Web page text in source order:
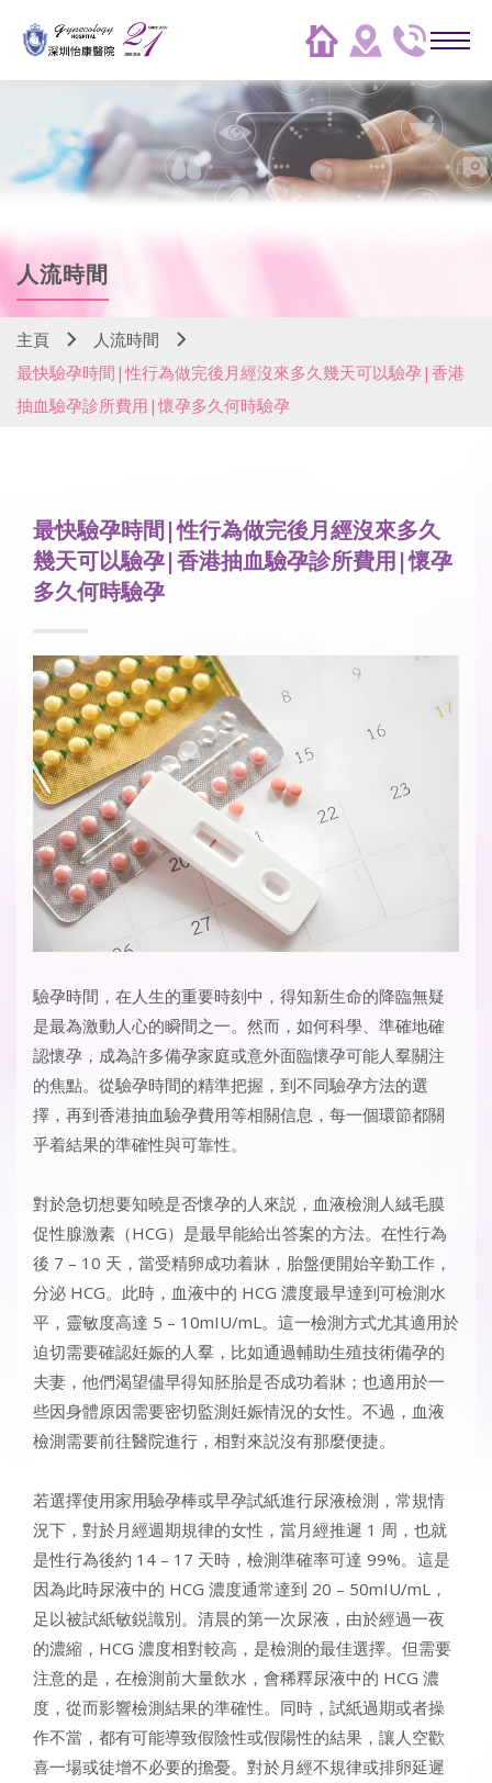
人流時間
主頁
人流時間
最快驗孕時間|性行為做完後月經沒來多久幾天可以驗孕|香港
抽血驗孕診所費用|懷孕多久何時驗孕
最快驗孕時間|性行為做完後月經沒來多久
幾天可以驗孕|香港抽血驗孕診所費用|懷孕
多久何時驗孕
驗孕時間 ，在人生的重要時刻中，得知新生命的降臨無疑
是最為激動人心的瞬間之一。然而，如何科學、準確地確
認懷孕，成為許多備孕家庭或意外面臨懷孕可能人羣關注
的焦點。從驗孕時間的精準把握，到不同驗孕方法的選
擇，再到香港抽血驗孕費用等相關信息，每一個環節都關
乎着結果的準確性與可靠性。​
對於急切想要知曉是否懷孕的人來説，血液檢測人絨毛膜
促性腺激素（HCG）是最早能給出答案的方法。在性行為
後 7 – 10 天，當受精卵成功着牀，胎盤便開始辛勤工作，
分泌 HCG。此時，血液中的 HCG 濃度最早達到可檢測水
平，靈敏度高達 5 – 10mIU/mL。這一檢測方式尤其適用於
迫切需要確認妊娠的人羣，比如通過輔助生殖技術備孕的
夫妻，他們渴望儘早得知胚胎是否成功着牀；也適用於一
些因身體原因需要密切監測妊娠情況的女性。不過，血液
檢測需要前往醫院進行，相對來説沒有那麼便捷。​
若選擇使用家用驗孕棒或早孕試紙進行尿液檢測，常規情
況下，對於月經週期規律的女性，當月經推遲 1 周，也就
是性行為後約 14 – 17 天時，檢測準確率可達 99%。這是
因為此時尿液中的 HCG 濃度通常達到 20 – 50mIU/mL，
足以被試紙敏鋭識別。清晨的第一次尿液，由於經過一夜
的濃縮，HCG 濃度相對較高，是檢測的最佳選擇。但需要
注意的是，在檢測前大量飲水，會稀釋尿液中的 HCG 濃
度，從而影響檢測結果的準確性。同時，試紙過期或者操
作不當，都有可能導致假陰性或假陽性的結果，讓人空歡
喜一場或徒增不必要的擔憂。對於月經不規律或排卵延遲